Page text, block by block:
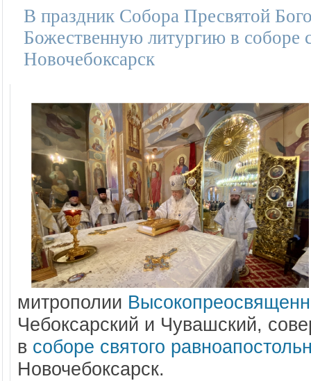
В праздник Собора Пресвятой
Божественную литургию в соборе
Новочебоксарск
митрополии
Чебоксарский и Чувашский,
в соборе святого
Новочебоксарск.